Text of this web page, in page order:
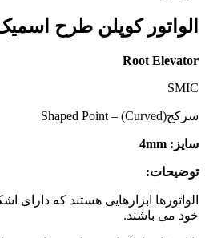
الواتور کوپلن طرح اسمیک
Root Elevator
SMIC
سرکج(Curved) – Shaped Point
سایز: 4mm
توضیحات:
الواتورها ابزارهایی هستند که
خود می باشند.